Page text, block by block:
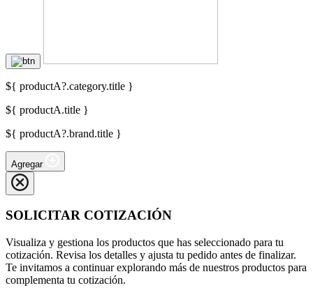
${ productA?.category.title }
${ productA.title }
${ productA?.brand.title }
Agregar
SOLICITAR COTIZACIÓN
Visualiza y gestiona los productos que has seleccionado para tu
cotización. Revisa los detalles y ajusta tu pedido antes de finalizar.
Te invitamos a continuar explorando más de nuestros productos para
complementa tu cotización.